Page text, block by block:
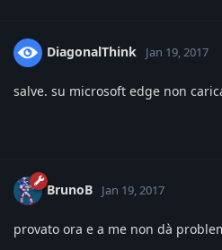
DiagonalThink Jan 19, 2017
salve. su microsoft edge non
BrunoB Jan 19, 2017
provato ora e a me non dà